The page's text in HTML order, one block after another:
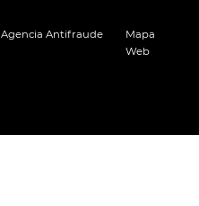
Agencia Antifraude
Mapa
Web